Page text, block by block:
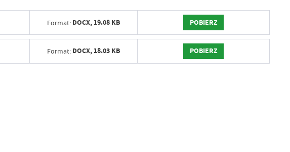
Format: DOCX, 19.08 KB POBIERZ
Format: DOCX, 18.03 KB POBIERZ